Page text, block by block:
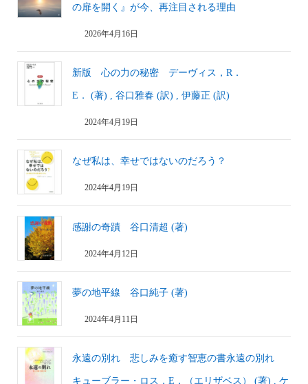
の扉を開く』が今、再注目される理由
2026年4月16日
新版 心の力の秘密 デーヴィス，R．
E． (著) , 谷口雅春 (訳) , 伊藤正 (訳)
2024年4月19日
なぜ私は、幸せではないのだろう？
2024年4月19日
感謝の奇蹟 谷口清超 (著)
2024年4月12日
夢の地平線 谷口純子 (著)
2024年4月11日
永遠の別れ 悲しみを癒す智恵の書永遠の別れ
キューブラー・ロス，E．（エリザベス） (著) , ケ